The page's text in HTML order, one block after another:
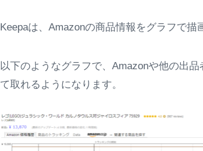
Keepaは、Amazonの商品情報をグラフで描
以下のようなグラフで、Amazonや他の出
て取れるようになります。